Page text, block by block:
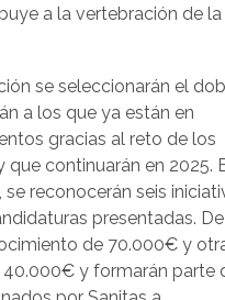
a la vertebración de la
se seleccionarán el
a los que ya están en
gracias al reto de los
continuarán en 2025.
reconocerán seis
presentadas. De
de 70.000€ y
y formarán parte